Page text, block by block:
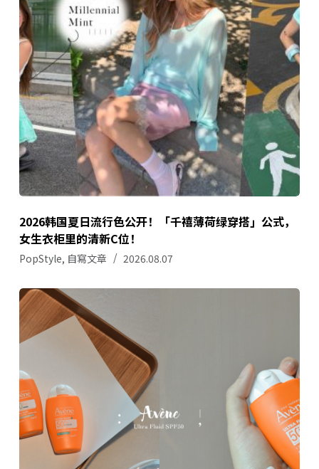
2026韩国夏日流行色公开！「千禧薄荷绿穿搭」公式，
女生衣柜里的清新C位！
PopStyle, 自寫文章 2026.08.07